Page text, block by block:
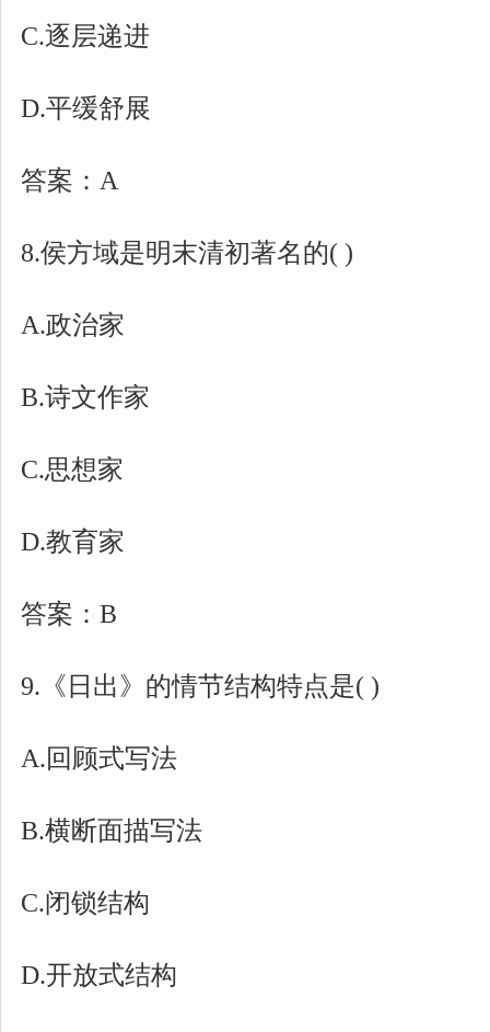
C.逐层递进
D.平缓舒展
答案：A
8.侯方域是明末清初著名的( )
A.政治家
B.诗文作家
C.思想家
D.教育家
答案：B
9.《日出》的情节结构特点是( )
A.回顾式写法
B.横断面描写法
C.闭锁结构
D.开放式结构